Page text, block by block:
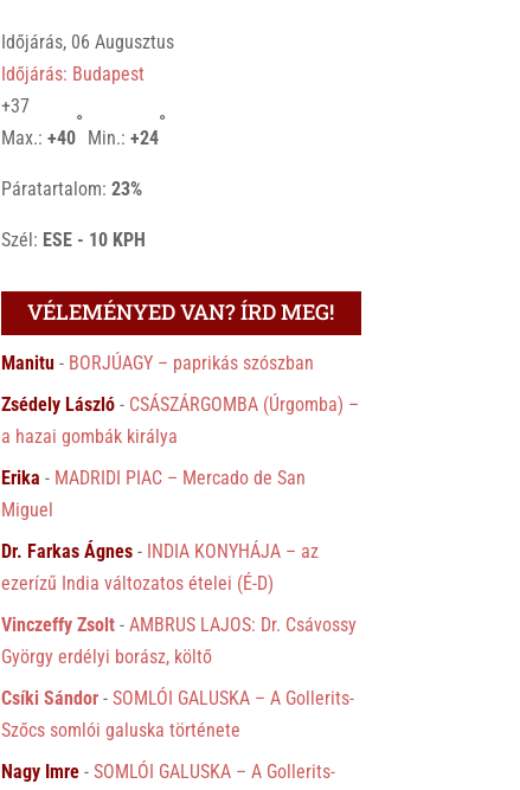
Időjárás, 06 Augusztus
Időjárás: Budapest
+37
Max.:+40
°
Min.:+24
°
Páratartalom:23%
Szél: ESE - 10 KPH
VÉLEMÉNYED VAN? ÍRD MEG!
Manitu - BORJÚAGY – paprikás szószban
Zsédely László - CSÁSZÁRGOMBA (Úrgomba) –
a hazai gombák királya
Erika - MADRIDI PIAC – Mercado de San
Miguel
Dr. Farkas Ágnes - INDIA KONYHÁJA – az
ezerízű India változatos ételei (É-D)
Vinczeffy Zsolt -AMBRUS LAJOS: Dr. Csávossy
György erdélyi borász, költő
Csíki Sándor -SOMLÓI GALUSKA – A Gollerits-
Szőcs somlói galuska története
Nagy Imre -SOMLÓI GALUSKA – A Gollerits-